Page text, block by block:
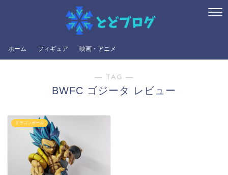
ホーム フィギュア 映画・アニメ
― TAG ―
BWFC ゴジータ レビュー
ドラゴンボール